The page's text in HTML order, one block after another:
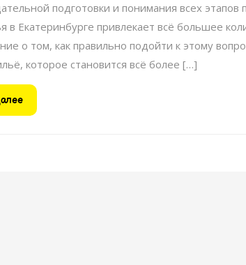
подготовки и понимания всех этапов
в Екатеринбурге привлекает всё большее
о том, как правильно подойти к этому
которое становится всё более […]
Читать
далее